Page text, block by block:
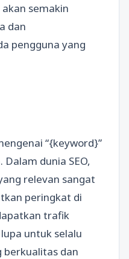
semakin
dan
pengguna yang
“{keyword}”
dunia SEO,
relevan sangat
peringkat di
trafik
untuk selalu
berkualitas dan